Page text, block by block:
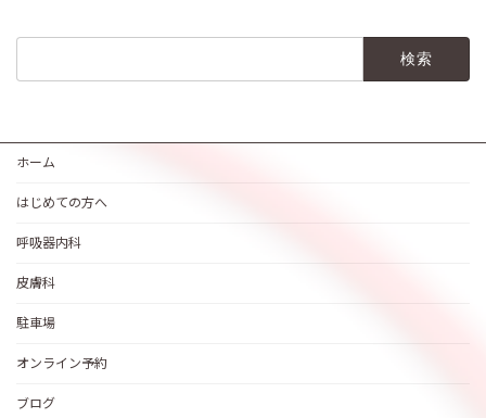
ホーム
はじめての方へ
呼吸器内科
皮膚科
駐車場
オンライン予約
ブログ